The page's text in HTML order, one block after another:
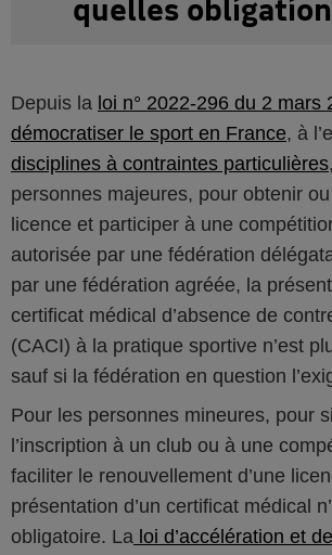
quelles
Depuis la loi n° 2022-296 du 2 mars
démocratiser le sport en France, à
disciplines à contraintes particulières
personnes majeures, pour obtenir
licence et participer à une
autorisée par une fédération
par une fédération agréée, la
certificat médical d’absence de
(CACI) à la pratique sportive n’est
sauf si la fédération en question
Pour les personnes mineures, pour
l’inscription à un club ou à une
faciliter le renouvellement d’une
présentation d’un certificat médical
obligatoire. La loi d’accélération et